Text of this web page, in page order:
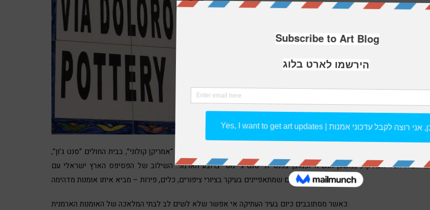
במקומות רבים באזור ירושלים אפשר לראות את האומנות הארמנית, בין השאר במלון “אמריקן קולוני”, בבית החולים “סנט ג’ון”,
ברחובות העיר העתיקה, במשכן הנשיא וכמובן בכנסיית “סנט ג’יימס” ברובע הארמני. השילוב של הפסיפס הארץ ישראלי עם
המוטיבים הארמנים שמתאפיינים בעיקר בציורי ציפורים, כלים, פירות – מביא איתו אומנות מדהימה.
כאשר מסתובבים כיום בעיר העתיקה אי אפשר שלא לשים לב לבתי המלאכה של האומנות הארמנית.